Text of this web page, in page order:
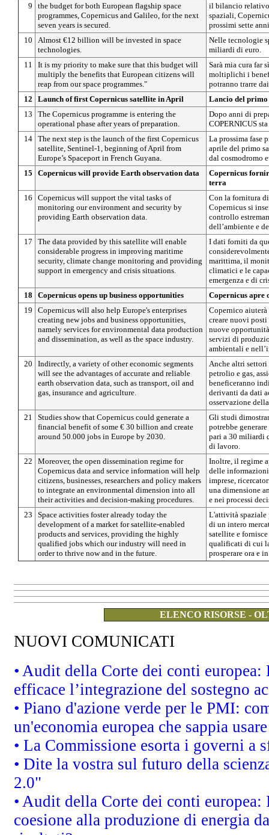
9
the budget for both European flagship space
programmes, Copernicus and Galileo, for the next
seven years is secured.
il bilancio
spaziali,
prossimi sette
10
Almost €12 billion will be invested in space
technologies.
Nelle tecnologie
miliardi di euro.
11
It is my priority to make sure that this budget will
multiply the benefits that European citizens will
reap from our space programmes."
Sarà mia cura far
moltiplichi i
potranno trarre
12
Launch of first Copernicus satellite in April
Lancio del
13
The Copernicus programme is entering the
operational phase after years of preparation.
Dopo anni di
COPERNICUS
14 The next step is the launch of the first Copernicus
satellite, Sentinel-1, beginning of April from
Europe’s Spaceport in French Guyana.
La prossima fase
aprile del primo
dal cosmodromo
15
Copernicus will provide Earth observation data
Copernicus
terra
16
Copernicus will support the vital tasks of
monitoring our environment and security by
providing Earth observation data.
Con la fornitura
Copernicus si
controllo
dell’ambiente e
17
The data provided by this satellite will enable
considerable progress in improving maritime
security, climate change monitoring and providing
support in emergency and crisis situations.
I dati forniti da
marittima, il
climatici e le
emergenza e di
18
Copernicus opens up business opportunities
Copernicus
19
Copernicus will also help Europe's enterprises
creating new jobs and business opportunities,
namely services for environmental data production
and dissemination, as well as the space industry.
Copernico aiuterà
creare nuovi
nuove
servizi di
ambientali e
20
Indirectly, a variety of other economic segments
will see the advantages of accurate and reliable
earth observation data, such as transport, oil and
gas, insurance and agriculture.
Anche altri
petrolio e gas,
beneficeranno
derivanti da dati
osservazione
21
Studies show that Copernicus could generate a
financial benefit of some € 30 billion and create
around 50.000 jobs in Europe by 2030.
Gli studi
potrebbe
pari a 30 miliardi
di lavoro.
22
Moreover, the open dissemination regime for
Copernicus data and service information will help
citizens, businesses, researchers and policy makers
to integrate an environmental dimension into all
their activities and decision-making procedures.
Inoltre, il regime
delle
imprese,
una dimensione
e nei processi
23
Space activities foster already today the
development of a market for satellite-enabled
products and services, providing the highly
qualified jobs which our industry will need in
order to thrive now and in the future.
L'attività
di un intero
satellite e
qualificati di cui
prosperare ora e
ELENCO RISORSE -
NUOVI COMUNICATI
• Audit della Corte dei conti
efficace l’integrazione del sostegno
• Piano d'azione verde per le PMI:
un'economia europea che sappia
• La Commissione esorta i governi
• Dite la vostra sul futuro della
2.0"
• Audit della Corte dei conti
coesione alla produzione di energia